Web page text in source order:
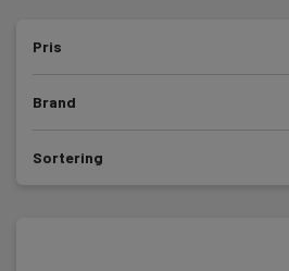
Pris
Brand
Sortering